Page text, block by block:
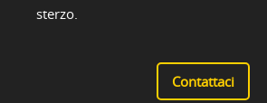
sterzo.
Contattaci